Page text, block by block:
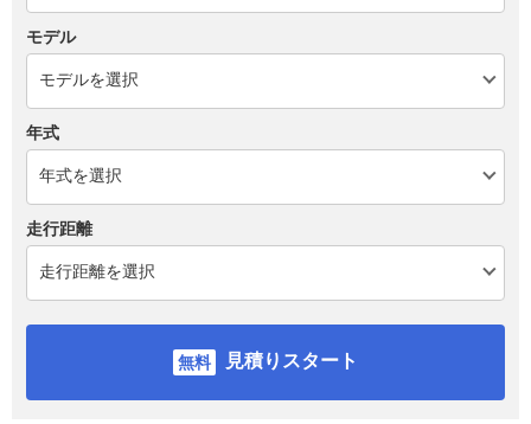
モデル
年式
走行距離
見積りスタート